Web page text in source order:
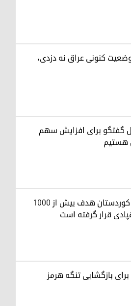
کنونی عراق نه دزدی،
گفتگو برای افزایش سهم
هستیم
مسرور بارزانی: اقلیم کوردستان هدف بیش از ۱۰۰۰
قرار گرفته است
بازگشایی تنگه هرمز